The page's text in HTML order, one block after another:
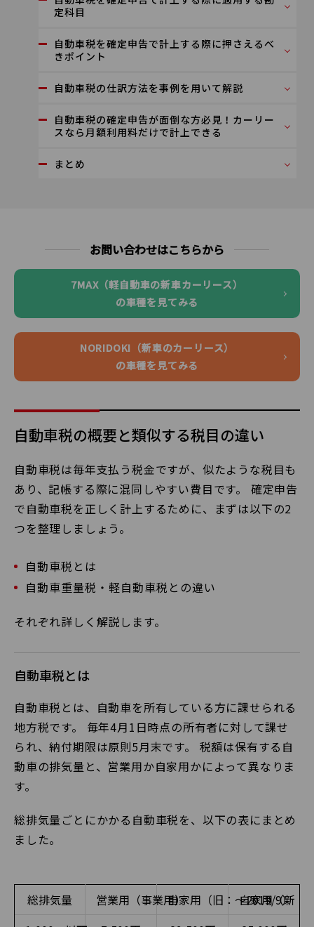
定科目
自動車税を確定申告で計上する際に押さえるべ
きポイント
自動車税の仕訳方法を事例を用いて解説
自動車税の確定申告が面倒な方必見！カーリー
スなら月額利用料だけで計上できる
まとめ
お問い合わせはこちらから
7MAX（軽自動車の新車カーリース）
の車種を見てみる
NORIDOKI（新車のカーリース）
の車種を見てみる
自動車税の概要と類似する税目の違い
自動車税は毎年支払う税金ですが、似たような税目も
あり、記帳する際に混同しやすい費目です。 確定申告
で自動車税を正しく計上するために、まずは以下の2
つを整理しましょう。
自動車税とは
自動車重量税・軽自動車税との違い
それぞれ詳しく解説します。
自動車税とは
自動車税とは、自動車を所有している方に課せられる
地方税です。 毎年4月1日時点の所有者に対して課せ
られ、納付期限は原則5月末です。 税額は保有する自
動車の排気量と、営業用か自家用かによって異なりま
す。
総排気量ごとにかかる自動車税を、以下の表にまとめ
ました。
総排気量 営業用（事業用）
自家用 （旧：〜2019/9）
自家用（新：